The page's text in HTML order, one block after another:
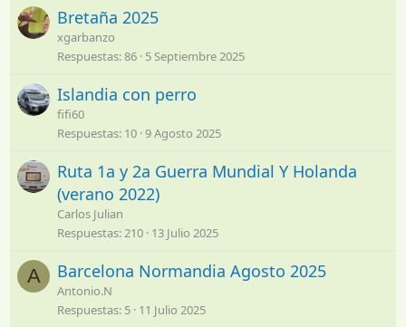
Bretaña 2025
xgarbanzo
Respuestas 86 5 Septiembre 2025
Islandia con perro
fifi60
Respuestas 10 9 Agosto 2025
Ruta 1a y 2a Guerra Mundial Y Holanda
(verano 2022)
Carlos Julian
Respuestas 210 13 Julio 2025
A Barcelona Normandia Agosto 2025
Antonio.N
Respuestas 5 11 Julio 2025